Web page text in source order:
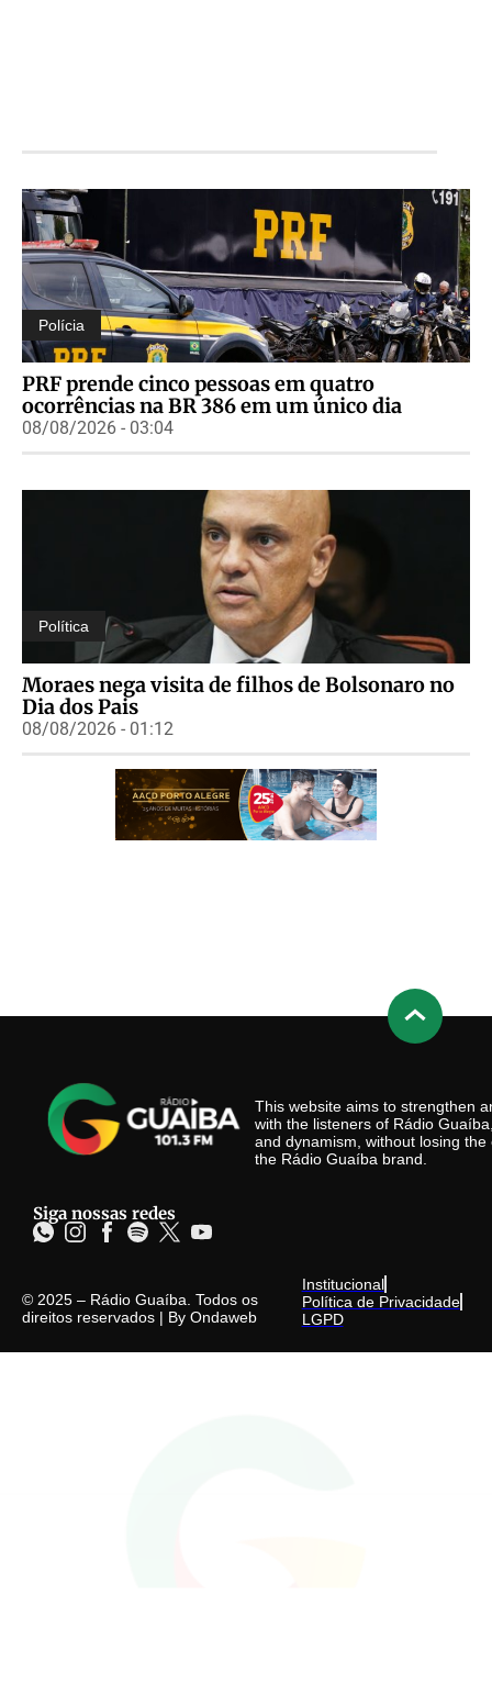
Polícia
PRF prende cinco pessoas em quatro
ocorrências na BR 386 em um único dia
08/08/2026 - 03:04
Política
Moraes nega visita de filhos de Bolsonaro no
Dia dos Pais
08/08/2026 - 01:12
This website aims to strengthen
with the listeners of Rádio
and dynamism, without losing
the Rádio Guaíba brand.
Siga nossas redes
© 2025 – Rádio Guaíba. Todos os
direitos reservados | By Ondaweb
Institucional
Política de Privacidade
LGPD